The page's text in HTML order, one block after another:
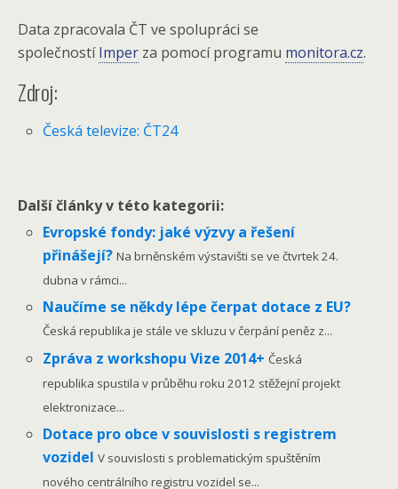
Data zpracovala ČT ve spolupráci se
společnostíImper za pomocí programu monitora.cz.
Zdroj:
Česká televize: ČT24
Další články v této kategorii:
Evropské fondy: jaké výzvy a řešení
přinášejí?Na brněnském výstavišti se ve čtvrtek 24.
dubna v rámci...
Naučíme se někdy lépe čerpat dotace z EU?
Česká republika je stále ve skluzu v čerpání peněz z...
Zpráva z workshopu Vize 2014+Česká
republika spustila v průběhu roku 2012 stěžejní projekt
elektronizace...
Dotace pro obce v souvislosti s registrem
vozidelV souvislosti s problematickým spuštěním
nového centrálního registru vozidel se...